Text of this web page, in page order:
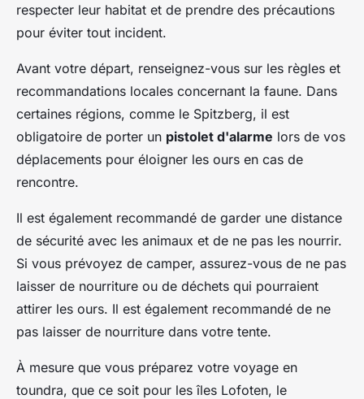
respecter leur habitat et de prendre des précautions
pour éviter tout incident.
Avant votre départ, renseignez-vous sur les règles et
recommandations locales concernant la faune. Dans
certaines régions, comme le Spitzberg, il est
obligatoire de porter un pistolet d'alarme lors de vos
déplacements pour éloigner les ours en cas de
rencontre.
Il est également recommandé de garder une distance
de sécurité avec les animaux et de ne pas les nourrir.
Si vous prévoyez de camper, assurez-vous de ne pas
laisser de nourriture ou de déchets qui pourraient
attirer les ours. Il est également recommandé de ne
pas laisser de nourriture dans votre tente.
À mesure que vous préparez votre voyage en
toundra, que ce soit pour les îles Lofoten, le